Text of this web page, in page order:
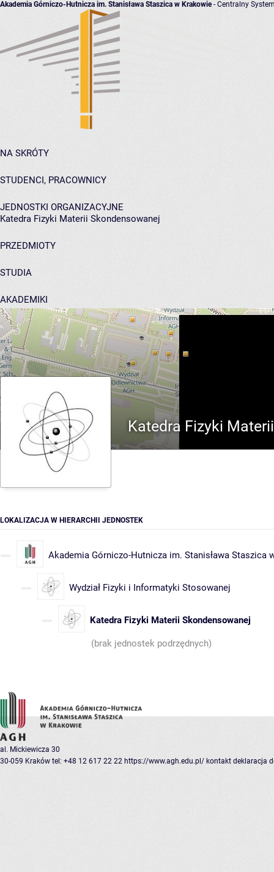
Akademia Górniczo-Hutnicza im. Stanisława Staszica w Krakowie- Centralny
NA SKRÓTY
STUDENCI, PRACOWNICY
JEDNOSTKI ORGANIZACYJNE
Katedra Fizyki Materii Skondensowanej
PRZEDMIOTY
STUDIA
AKADEMIKI
POMOC
Katedra Fizyki
LOKALIZACJA W HIERARCHII JEDNOSTEK
Akademia Górniczo-Hutnicza im. Stanisława Staszica
Wydział Fizyki i Informatyki Stosowanej
Katedra Fizyki Materii Skondensowanej
(brak jednostek podrzędnych)
al. Mickiewicza 30
30-059 Kraków tel: +48 12 617 22 22 https://www.agh.edu.pl/ kontakt deklaracja